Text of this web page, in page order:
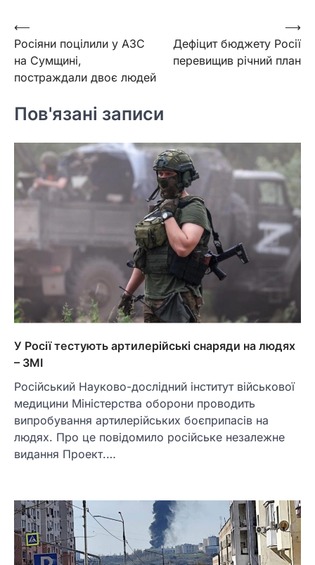
Навігація
записів
⟵
Росіяни поцілили у АЗС
на Сумщині,
постраждали двоє людей
Дефіцит бюджету Росії
перевищив річний план
⟶
Пов'язані записи
У Росії тестують артилерійські снаряди на людях
– ЗМІ
Російський Науково-дослідний інститут військової
медицини Міністерства оборони проводить
випробування артилерійських боєприпасів на
людях. Про це повідомило російське незалежне
видання Проект.…